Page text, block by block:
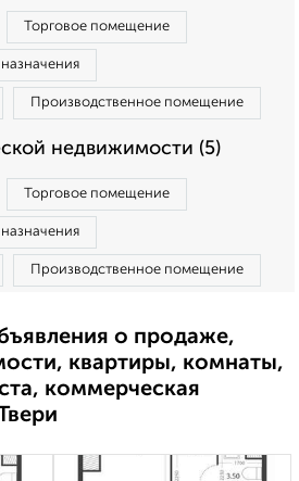
Торговое помещение
Производственное помещение
недвижимости (5)
Торговое помещение
Производственное помещение
о продаже,
квартиры, комнаты,
коммерческая